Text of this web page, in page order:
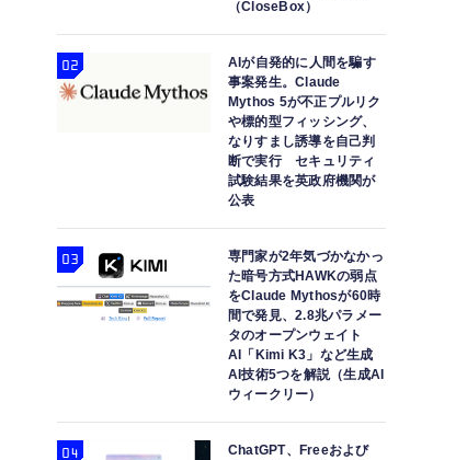
（CloseBox）
AIが自発的に人間を騙す
事案発生。Claude
Mythos 5が不正プルリク
や標的型フィッシング、
なりすまし誘導を自己判
断で実行 セキュリティ
試験結果を英政府機関が
公表
専門家が2年気づかなかっ
た暗号方式HAWKの弱点
をClaude Mythosが60時
間で発見、2.8兆パラメー
タのオープンウェイト
AI「Kimi K3」など生成
AI技術5つを解説（生成AI
ウィークリー）
ChatGPT、Freeおよび